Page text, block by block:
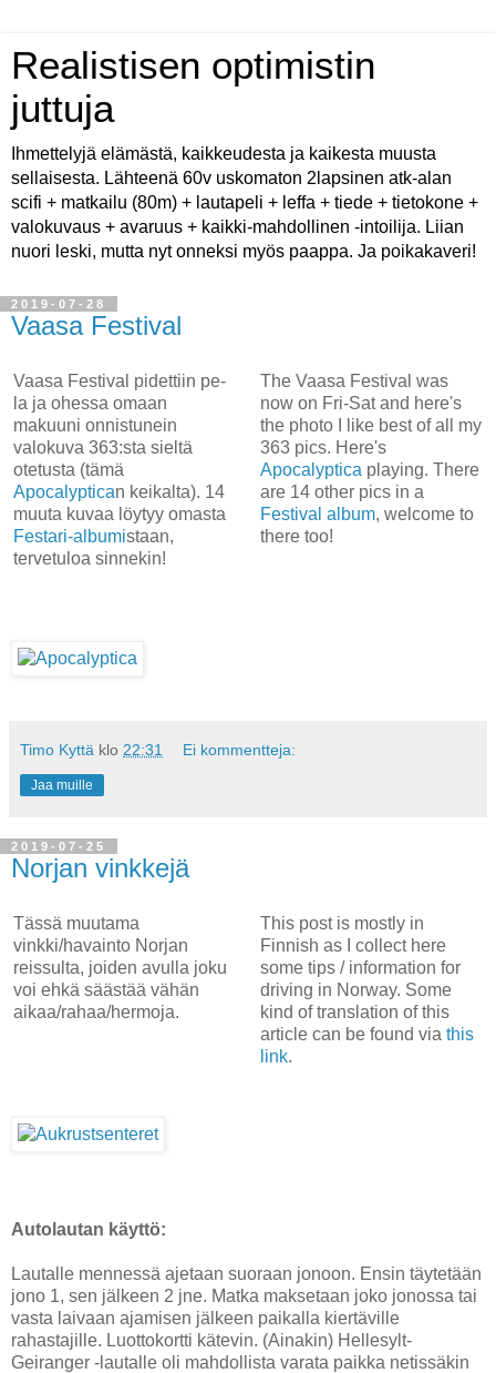
Realistisen optimistin
juttuja
Ihmettelyjä elämästä, kaikkeudesta ja kaikesta muusta
sellaisesta. Lähteenä 60v uskomaton 2lapsinen atk-alan
scifi + matkailu (80m) + lautapeli + leffa + tiede + tietokone +
valokuvaus + avaruus + kaikki-mahdollinen -intoilija. Liian
nuori leski, mutta nyt onneksi myös paappa. Ja poikakaveri!
2019-07-28
Vaasa Festival
Vaasa Festival pidettiin pe-
la ja ohessa omaan
makuuni onnistunein
valokuva 363:sta sieltä
otetusta (tämä
Apocalyptican keikalta). 14
muuta kuvaa löytyy omasta
Festari-albumistaan,
tervetuloa sinnekin!
The Vaasa Festival was
now on Fri-Sat and here's
the photo I like best of all my
363 pics. Here's
Apocalyptica playing. There
are 14 other pics in a
Festival album, welcome to
there too!
Timo Kyttä klo 22:31 Ei kommentteja:
Jaa muille
2019-07-25
Norjan vinkkejä
Tässä muutama
vinkki/havainto Norjan
reissulta, joiden avulla joku
voi ehkä säästää vähän
aikaa/rahaa/hermoja.
This post is mostly in
Finnish as I collect here
some tips / information for
driving in Norway. Some
kind of translation of this
article can be found via this
link.
Autolautan käyttö:
Lautalle mennessä ajetaan suoraan jonoon. Ensin täytetään
jono 1, sen jälkeen 2 jne. Matka maksetaan joko jonossa tai
vasta laivaan ajamisen jälkeen paikalla kiertäville
rahastajille. Luottokortti kätevin. (Ainakin) Hellesylt-
Geiranger -lautalle oli mahdollista varata paikka netissäkin